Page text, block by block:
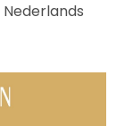
Nederlands